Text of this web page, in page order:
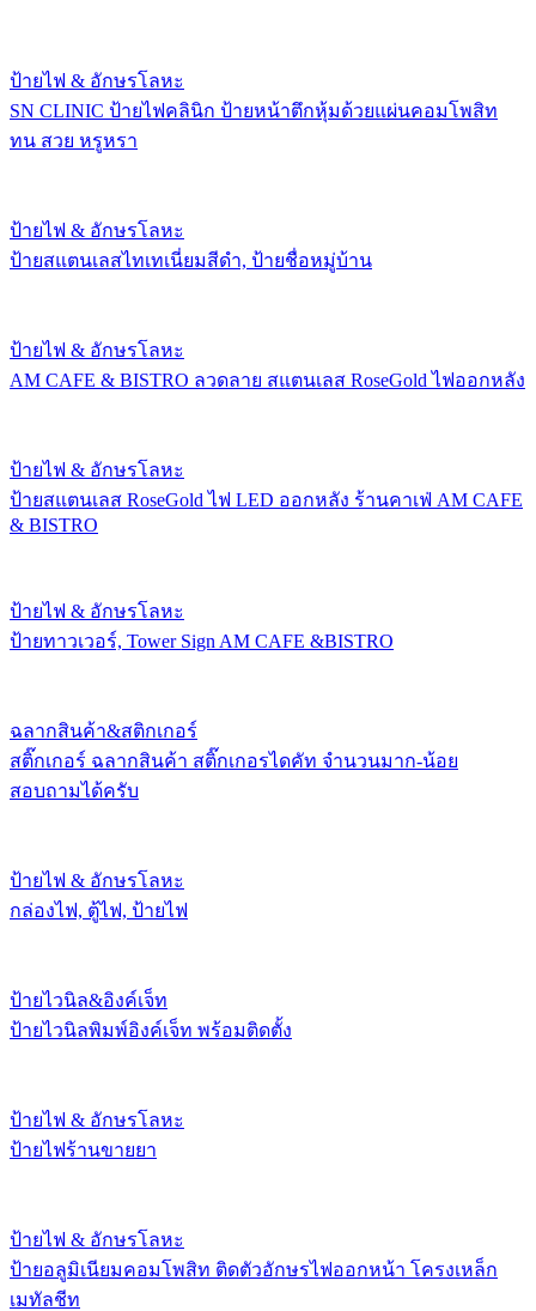
ป้ายไฟ & อักษรโลหะ
SN CLINIC ป้ายไฟคลินิก ป้ายหน้าตึกหุ้มด้วยแผ่นคอมโพสิท
ทน สวย หรูหรา
ป้ายไฟ & อักษรโลหะ
ป้ายสแตนเลสไทเทเนี่ยมสีดำ, ป้ายชื่อหมู่บ้าน
ป้ายไฟ & อักษรโลหะ
AM CAFE & BISTRO ลวดลาย สแตนเลส RoseGold ไฟออกหลัง
ป้ายไฟ & อักษรโลหะ
ป้ายสแตนเลส RoseGold ไฟ LED ออกหลัง ร้านคาเฟ่ AM CAFE
& BISTRO
ป้ายไฟ & อักษรโลหะ
ป้ายทาวเวอร์, Tower Sign AM CAFE &BISTRO
ฉลากสินค้า&สติกเกอร์
สติ๊กเกอร์ ฉลากสินค้า สติ๊กเกอรไดคัท จำนวนมาก-น้อย
สอบถามได้ครับ
ป้ายไฟ & อักษรโลหะ
กล่องไฟ, ตู้ไฟ, ป้ายไฟ
ป้ายไวนิล&อิงค์เจ็ท
ป้ายไวนิลพิมพ์อิงค์เจ็ท พร้อมติดตั้ง
ป้ายไฟ & อักษรโลหะ
ป้ายไฟร้านขายยา
ป้ายไฟ & อักษรโลหะ
ป้ายอลูมิเนียมคอมโพสิท ติดตัวอักษรไฟออกหน้า โครงเหล็ก
เมทัลชีท